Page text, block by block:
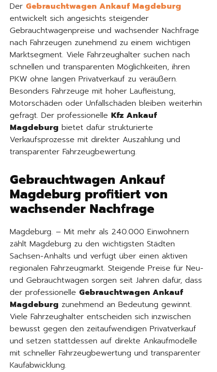
Der Gebrauchtwagen Ankauf Magdeburg
entwickelt sich angesichts steigender
Gebrauchtwagenpreise und wachsender Nachfrage
nach Fahrzeugen zunehmend zu einem wichtigen
Marktsegment. Viele Fahrzeughalter suchen nach
schnellen und transparenten Möglichkeiten, ihren
PKW ohne langen Privatverkauf zu veräußern.
Besonders Fahrzeuge mit hoher Laufleistung,
Motorschäden oder Unfallschäden bleiben weiterhin
gefragt. Der professionelle Kfz Ankauf
Magdeburg bietet dafür strukturierte
Verkaufsprozesse mit direkter Auszahlung und
transparenter Fahrzeugbewertung.
Gebrauchtwagen Ankauf
Magdeburg profitiert von
wachsender Nachfrage
Magdeburg. – Mit mehr als 240.000 Einwohnern
zählt Magdeburg zu den wichtigsten Städten
Sachsen-Anhalts und verfügt über einen aktiven
regionalen Fahrzeugmarkt. Steigende Preise für Neu-
und Gebrauchtwagen sorgen seit Jahren dafür, dass
der professionelle Gebrauchtwagen Ankauf
Magdeburg zunehmend an Bedeutung gewinnt.
Viele Fahrzeughalter entscheiden sich inzwischen
bewusst gegen den zeitaufwendigen Privatverkauf
und setzen stattdessen auf direkte Ankaufmodelle
mit schneller Fahrzeugbewertung und transparenter
Kaufabwicklung.